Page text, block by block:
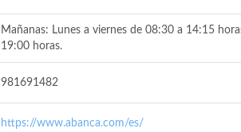
Mañanas: Lunes a viernes de 08:30 a 14:15
19:00 horas.
981691482
https://www.abanca.com/es/